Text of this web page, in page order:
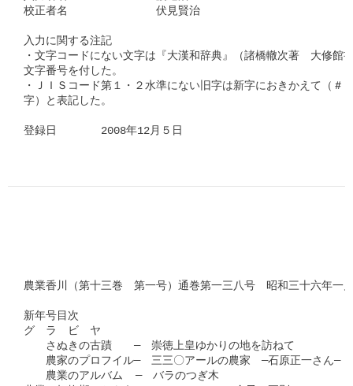
校正者名　　　　　　　　伏見賢治
入力に関する注記
・文字コードにない文字は『大漢和辞典』（諸橋轍次著　大修館
文字番号を付した。
・ＪＩＳコード第１・２水準にない旧字は新字におきかえて（＃
字）と表記した。
登録日　　　　2008年12月５日